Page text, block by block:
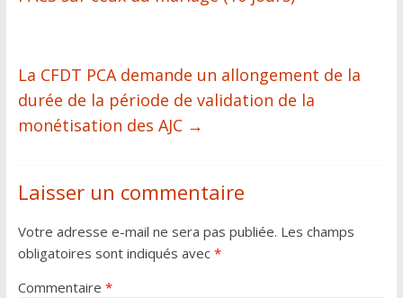
La CFDT PCA demande un allongement de la
durée de la période de validation de la
monétisation des AJC →
Laisser un commentaire
Votre adresse e-mail ne sera pas publiée. Les champs
obligatoires sont indiqués avec *
Commentaire *